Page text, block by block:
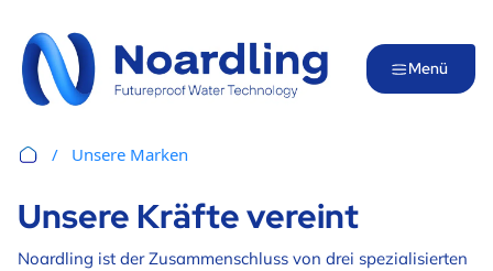
Menü
Unsere Marken
Unsere Kräfte vereint
Noardling ist der Zusammenschluss von drei spezialisierten